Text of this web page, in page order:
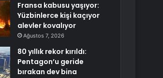
Fransa kabusu yaşıyor:
Yüzbinlerce kişi kaçıyor
alevler kovalıyor
Ağustos 7, 2026
80 yıllık rekor kırıldı:
Pentagon’u geride
bırakan dev bina